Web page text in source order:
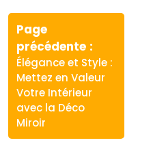
Navigation
de
l’article
Page
précédente
précédent
:
Élégance et Style :
Mettez en Valeur
Votre Intérieur
avec la Déco
Miroir